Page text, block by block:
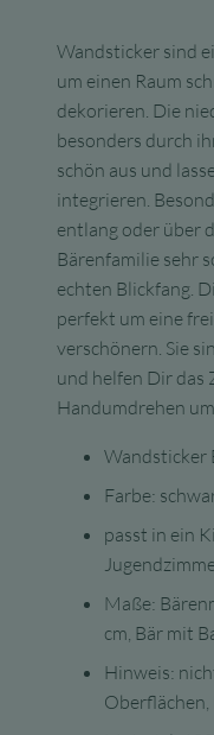
Wandsticker sind
um einen Raum
dekorieren. Die
besonders durch
schön aus und
integrieren.
entlang oder über
Bärenfamilie sehr
echten Blickfang.
perfekt um eine
verschönern. Sie
und helfen Dir das
Handumdrehen
Wandsticker
Farbe:
passt in ein
Maße:
cm, Bär mit
Hinweis: